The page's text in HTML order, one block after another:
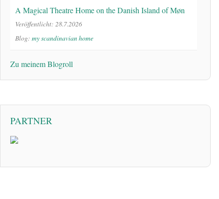
A Magical Theatre Home on the Danish Island of Møn
Veröffentlicht: 28.7.2026
Blog: my scandinavian home
Zu meinem Blogroll
PARTNER